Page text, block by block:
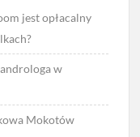
jest opłacalny
w
Mokotów